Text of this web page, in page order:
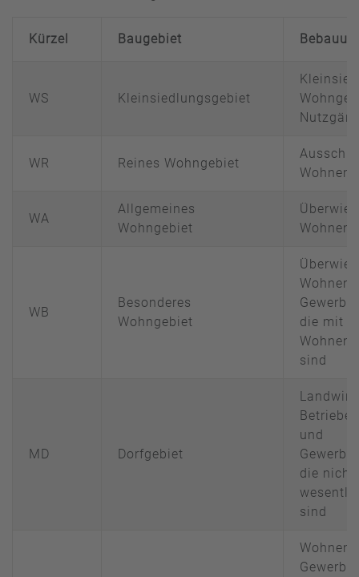
Kürzel Baugebiet
WS Kleinsiedlungsgebiet
WR Reines Wohngebiet
Wohnen
WA
Allgemeines
Wohngebiet
Wohnen
WB
Besonderes
Wohngebiet
Wohnen
die mit
Wohnen
sind
MD Dorfgebiet
und
die nicht
sind
Wohnen